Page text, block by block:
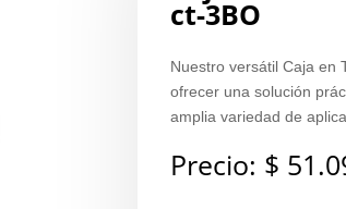
ct-3BO
Nuestro versátil Caja en
ofrecer una solución
amplia variedad de
Precio: $